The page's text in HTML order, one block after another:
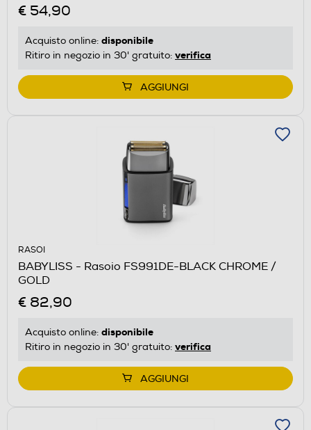
€ 54,90
Acquisto online: disponibile
Ritiro in negozio in 30' gratuito: verifica
AGGIUNGI
RASOI
BABYLISS - Rasoio FS991DE-BLACK CHROME /
GOLD
€ 82,90
Acquisto online: disponibile
Ritiro in negozio in 30' gratuito: verifica
AGGIUNGI